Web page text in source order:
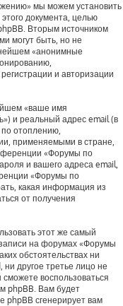
мы можем установить
документа, целью
Вторым источником
могут быть, но не
«анонимные
и авторизации
«ваше имя
и реальный адрес email (в
отоплению,
применяемыми в стране,
«Форумы по
и вашего адреса email,
«Форумы по
какая информация из
от получения
этот же самый
на форумах «Форумы
обстоятельствах ни
другое третье лицо не
воспользоваться
phpBB. Вам будет
phpBB сгенерирует вам